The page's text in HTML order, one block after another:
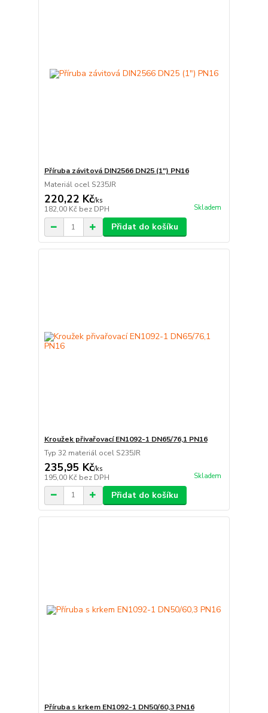
Příruba závitová DIN2566 DN25 (1") PN16
Materiál ocel S235JR
220,22 Kč/ks
182,00 Kč bez DPH Skladem
Přidat do košíku
Kroužek přivařovací EN1092-1 DN65/76,1 PN16
Typ 32 materiál ocel S235JR
235,95 Kč/ks
195,00 Kč bez DPH Skladem
Přidat do košíku
Příruba s krkem EN1092-1 DN50/60,3 PN16